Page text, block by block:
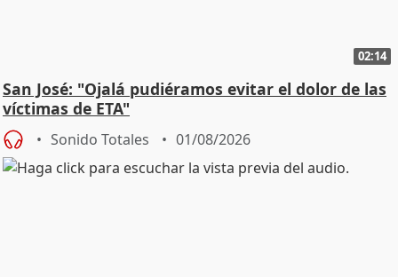
02:14
San José: "Ojalá pudiéramos evitar el dolor de las
víctimas de ETA"
Sonido Totales 01/08/2026